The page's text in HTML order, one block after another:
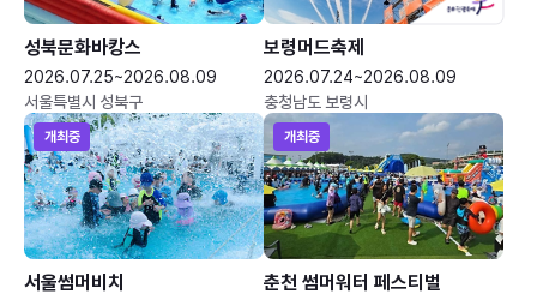
성북문화바캉스
2026.07.25~2026.08.09
서울특별시 성북구
보령머드축제
2026.07.24~2026.08.09
충청남도 보령시
개최중
서울썸머비치
개최중
춘천 썸머워터 페스티벌